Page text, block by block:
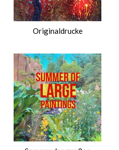
Originaldrucke